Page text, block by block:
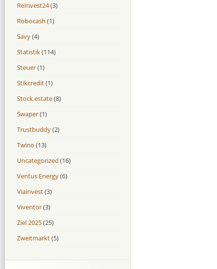
ReInvest24(3)
Robocash (1)
Savy(4)
Statistik(114)
Steuer(1)
Stikcredit(1)
Stock.estate(8)
Swaper(1)
Trustbuddy(2)
Twino (13)
Uncategorized (16)
Ventus Energy(6)
Viainvest(3)
Viventor(3)
Ziel 2025(25)
Zweitmarkt(5)